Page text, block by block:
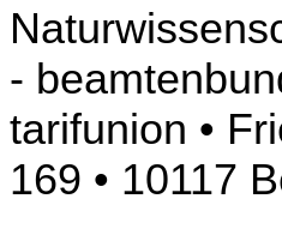
-
tarifunion •
169 • 10117